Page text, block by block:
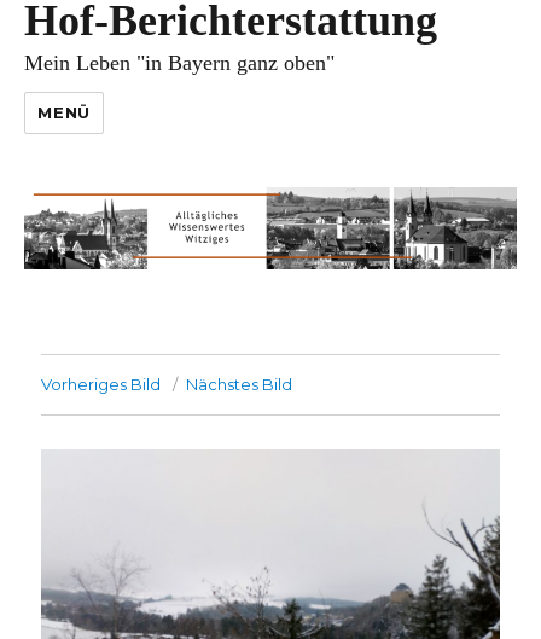
Hof-Berichterstattung
Mein Leben "in Bayern ganz oben"
MENÜ
Vorheriges Bild Nächstes Bild